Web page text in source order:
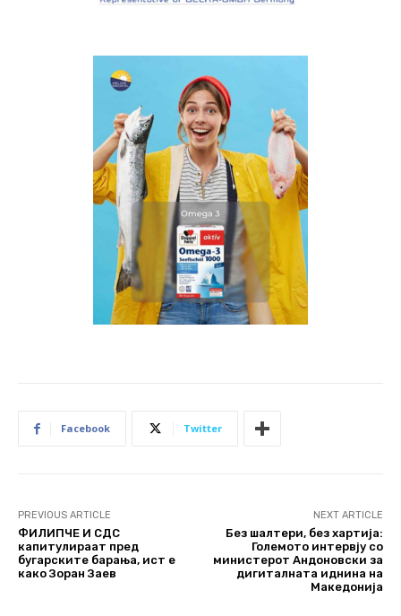
Facebook Twitter
PREVIOUS ARTICLE
ФИЛИПЧЕ И СДС
капитулираат пред
бугарските барања, ист е
како Зоран Заев
NEXT ARTICLE
Без шалтери, без хартија:
Големото интервју со
министерот Андоновски за
дигиталната иднина на
Македонија